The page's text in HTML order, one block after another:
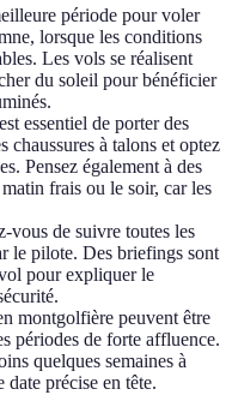
période pour voler
lorsque les conditions
Les vols se réalisent
du soleil pour bénéficier
essentiel de porter des
chaussures à talons et optez
Pensez également à des
frais ou le soir, car les
vous de suivre toutes les
le pilote. Des briefings sont
pour expliquer le
montgolfière peuvent être
périodes de forte affluence.
quelques semaines à
précise en tête.